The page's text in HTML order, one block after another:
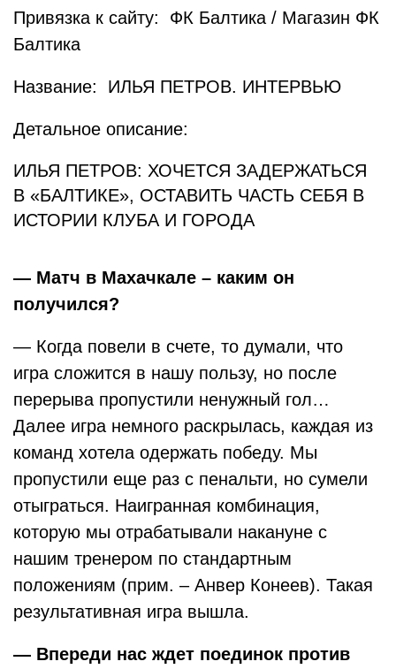
Привязка к сайту: ФК Балтика / Магазин ФК
Балтика
Название: ИЛЬЯ ПЕТРОВ. ИНТЕРВЬЮ
Детальное описание:
ИЛЬЯ ПЕТРОВ: ХОЧЕТСЯ ЗАДЕРЖАТЬСЯ
В «БАЛТИКЕ», ОСТАВИТЬ ЧАСТЬ СЕБЯ В
ИСТОРИИ КЛУБА И ГОРОДА
— Матч в Махачкале – каким он
получился?
— Когда повели в счете, то думали, что
игра сложится в нашу пользу, но после
перерыва пропустили ненужный гол…
Далее игра немного раскрылась, каждая из
команд хотела одержать победу. Мы
пропустили еще раз с пенальти, но сумели
отыграться. Наигранная комбинация,
которую мы отрабатывали накануне с
нашим тренером по стандартным
положениям (прим. – Анвер Конеев). Такая
результативная игра вышла.
— Впереди нас ждет поединок против